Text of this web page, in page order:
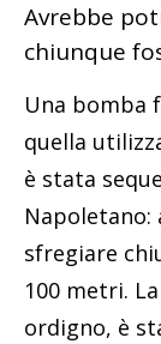
Avrebbe
chiunque
Una bomba
quella
è stata
sfregiare
100 metri.
ordigno, è